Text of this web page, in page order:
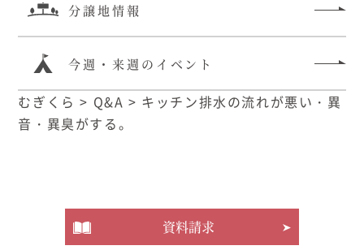
分譲地情報
今週・来週のイベント
むぎくら > Q&A > キッチン排水の流れが悪い・異
音・異臭がする。
資料請求